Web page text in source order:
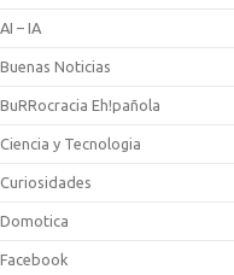
AI – IA
Buenas Noticias
BuRRocracia Eh!pañola
Ciencia y Tecnologia
Curiosidades
Domotica
Facebook